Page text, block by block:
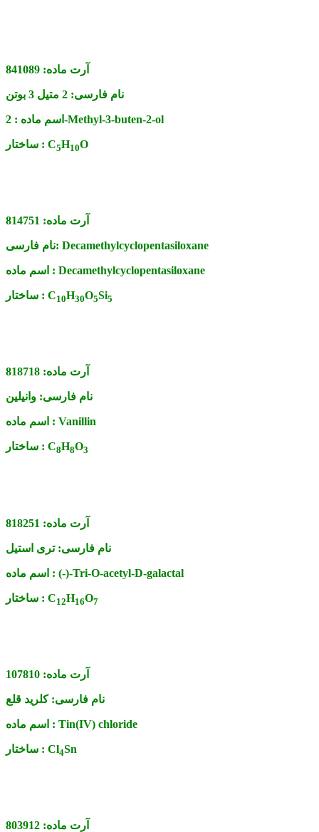
آرت ماده: 841089
نام فارسی: 2 متیل 3 بوتن
اسم ماده : 2-Methyl-3-buten-2-ol
ساختار : C5H10O
آرت ماده: 814751
نام فارسی: Decamethylcyclopentasiloxane
اسم ماده : Decamethylcyclopentasiloxane
ساختار : C10H30O5Si5
آرت ماده: 818718
نام فارسی: وانیلین
اسم ماده : Vanillin
ساختار : C8H8O3
آرت ماده: 818251
نام فارسی: تری استیل
اسم ماده : (-)-Tri-O-acetyl-D-galactal
ساختار : C12H16O7
آرت ماده: 107810
نام فارسی: کلرید قلع
اسم ماده : Tin(IV) chloride
ساختار : Cl4Sn
آرت ماده: 803912